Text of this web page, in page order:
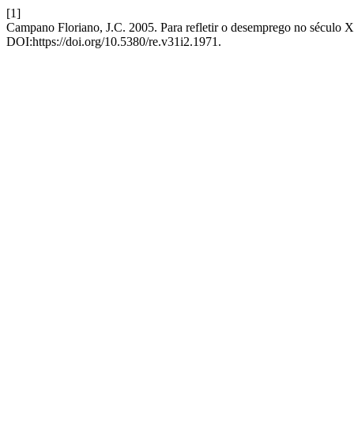
[1]
Campano Floriano, J.C. 2005. Para refletir o desemprego no século
DOI:https://doi.org/10.5380/re.v31i2.1971.